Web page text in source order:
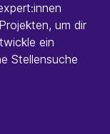
um dir
ein
Stellensuche